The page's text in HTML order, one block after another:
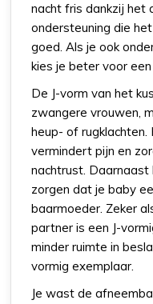
nacht fris dankzij het
ondersteuning die
goed. Als je ook
kies je beter voor
De J-vorm van het
zwangere vrouwen,
heup- of
vermindert pijn en
nachtrust.
zorgen dat je baby
baarmoeder. Zeker
partner is een J-
minder ruimte in
vormig exemplaar.
Je wast de